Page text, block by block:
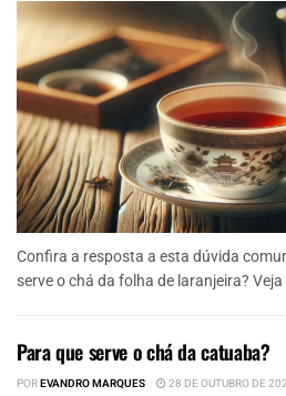
Confira a resposta a esta dúvida
serve o chá da folha de laranjeira?
Para que serve o chá da catuaba?
POREVANDRO MARQUES 28 DE OUTUBRO DE